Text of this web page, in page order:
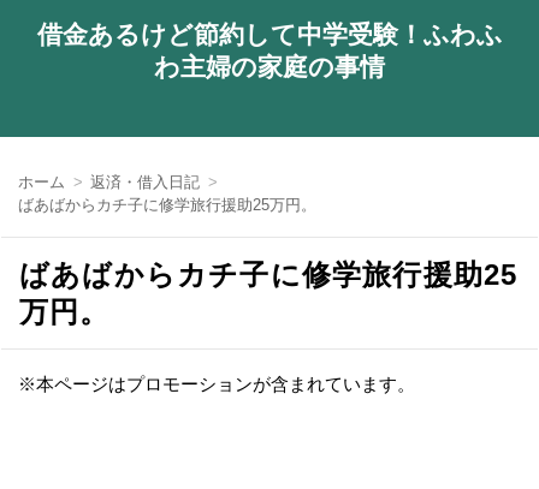
借金あるけど節約して中学受験！ふわふ
わ主婦の家庭の事情
ホーム
返済・借入日記
ばあばからカチ子に修学旅行援助25万円。
ばあばからカチ子に修学旅行援助25
万円。
※本ページはプロモーションが含まれています。